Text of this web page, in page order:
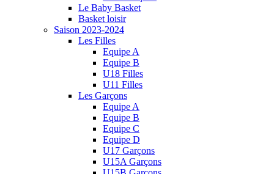
Le Baby Basket
Basket loisir
Saison 2023-2024
Les Filles
Equipe A
Equipe B
U18 Filles
U11 Filles
Les Garçons
Equipe A
Equipe B
Equipe C
Equipe D
U17 Garçons
U15A Garçons